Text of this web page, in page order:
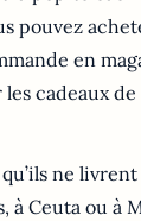
pouvez
en
les cadeaux
ne
à Ceuta ou à